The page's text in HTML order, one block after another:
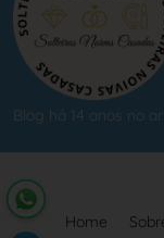
Blog há 14 anos no ar!
Home